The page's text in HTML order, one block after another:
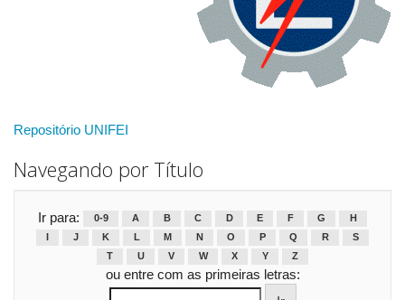
Repositório UNIFEI
Navegando por Título
Ir para: 0-9 A B C D E F G
H
J K L M N O P Q R
S
T
U V W X Y Z
ou entre com as primeiras letras: